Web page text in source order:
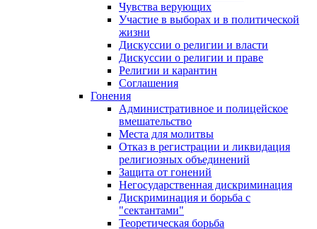
Чувства верующих
Участие в выборах и в политической
жизни
Дискуссии о религии и власти
Дискуссии о религии и праве
Религии и карантин
Соглашения
Гонения
Административное и полицейское
вмешательство
Места для молитвы
Отказ в регистрации и ликвидация
религиозных объединений
Защита от гонений
Негосударственная дискриминация
Дискриминация и борьба с
"сектантами"
Теоретическая борьба